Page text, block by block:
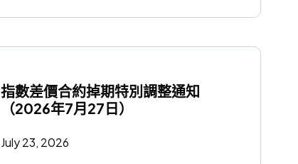
指數差價合約掉期特別調整通知
（2026年7月27日）
July 23, 2026